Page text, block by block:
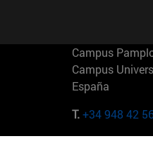
Campus
Campus
España
T.+34 948 42